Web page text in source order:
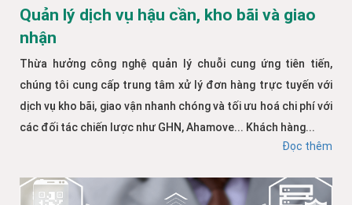
Quản lý dịch vụ hậu cần, kho bãi và giao
nhận
Thừa hưởng công nghệ quản lý chuỗi cung ứng tiên tiến,
chúng tôi cung cấp trung tâm xử lý đơn hàng trực tuyến với
dịch vụ kho bãi, giao vận nhanh chóng và tối ưu hoá chi phí với
các đối tác chiến lược như GHN, Ahamove... Khách hàng...
Đọc thêm